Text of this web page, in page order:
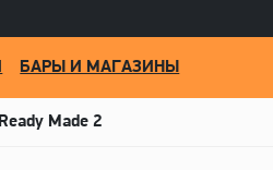
БАРЫ И МАГАЗИНЫ
Ready Made 2